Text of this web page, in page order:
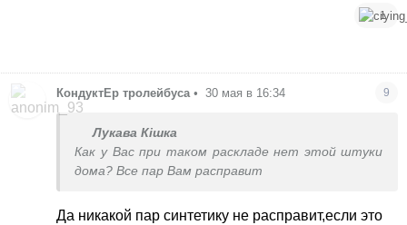
1
КондуктЕр тролейбуса • 30 мая в 16:34 9
Лукава Кішка
Как у Вас при таком раскладе нет этой штуки
дома? Все пар Вам расправит
Да никакой пар синтетику не расправит,если это